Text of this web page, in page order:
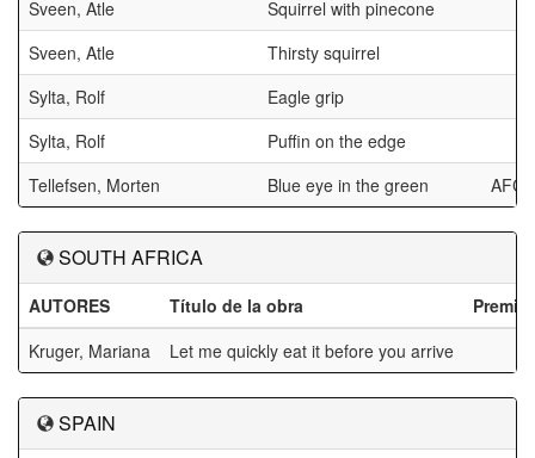
Sveen, Atle
Squirrel with pinecone
Sveen, Atle
Thirsty squirrel
Sylta, Rolf
Eagle grip
Sylta, Rolf
Puffin on the edge
Tellefsen, Morten
Blue eye in the green
SOUTH AFRICA
AUTORES Título de la obra
Kruger, Mariana
Let me quickly eat it before you arrive
SPAIN